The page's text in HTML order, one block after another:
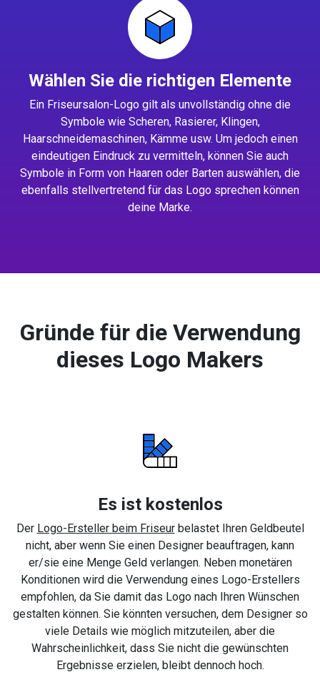
Wählen Sie die richtigen Elemente
Ein Friseursalon-Logo gilt als unvollständig ohne die
Symbole wie Scheren, Rasierer, Klingen,
Haarschneidemaschinen, Kämme usw. Um jedoch einen
eindeutigen Eindruck zu vermitteln, können Sie auch
Symbole in Form von Haaren oder Barten auswählen, die
ebenfalls stellvertretend für das Logo sprechen können
deine Marke.
Gründe für die Verwendung
dieses Logo Makers
Es ist kostenlos
Der Logo-Ersteller beim Friseurbelastet Ihren Geldbeutel
nicht, aber wenn Sie einen Designer beauftragen, kann
er/sie eine Menge Geld verlangen. Neben monetären
Konditionen wird die Verwendung eines Logo-Erstellers
empfohlen, da Sie damit das Logo nach Ihren Wünschen
gestalten können. Sie könnten versuchen, dem Designer so
viele Details wie möglich mitzuteilen, aber die
Wahrscheinlichkeit, dass Sie nicht die gewünschten
Ergebnisse erzielen, bleibt dennoch hoch.